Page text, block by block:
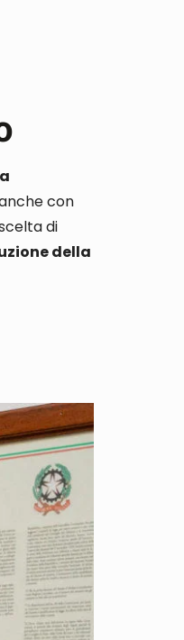
con
di
della